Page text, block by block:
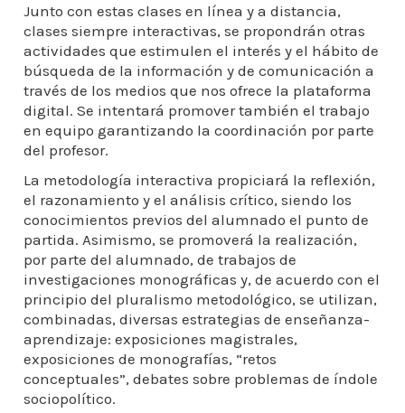
Junto con estas clases en línea y a distancia,
clases siempre interactivas, se propondrán otras
actividades que estimulen el interés y el hábito de
búsqueda de la información y de comunicación a
través de los medios que nos ofrece la plataforma
digital. Se intentará promover también el trabajo
en equipo garantizando la coordinación por parte
del profesor.
La metodología interactiva propiciará la reflexión,
el razonamiento y el análisis crítico, siendo los
conocimientos previos del alumnado el punto de
partida. Asimismo, se promoverá la realización,
por parte del alumnado, de trabajos de
investigaciones monográficas y, de acuerdo con el
principio del pluralismo metodológico, se utilizan,
combinadas, diversas estrategias de enseñanza-
aprendizaje: exposiciones magistrales,
exposiciones de monografías, “retos
conceptuales”, debates sobre problemas de índole
sociopolítico.